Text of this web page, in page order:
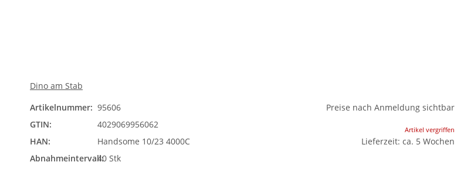
Dino am Stab
Artikelnummer: 95606
GTIN:
4029069956062
HAN:
Handsome 10/23 4000C
Abnahmeintervall:40 Stk
Preise nach Anmeldung sichtbar
Artikel vergriffen
Lieferzeit: ca. 5 Wochen